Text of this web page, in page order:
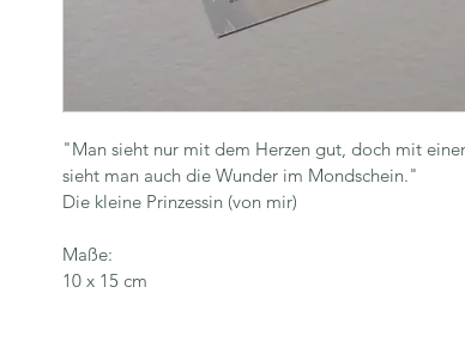
"Man sieht nur mit dem Herzen gut, doch mit
sieht man auch die Wunder im Mondschein."
Die kleine Prinzessin (von mir)
Maße:
10 x 15 cm